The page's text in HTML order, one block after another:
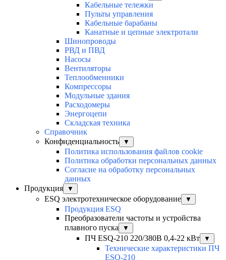
Кабельные тележки
Пульты управления
Кабельные барабаны
Канатные и цепные электротали
Шинопроводы
РВД и ПВД
Насосы
Вентиляторы
Теплообменники
Компрессоры
Модульные здания
Расходомеры
Энергоцепи
Складская техника
Справочник
Конфиденциальность
▼
Политика использования файлов cookie
Политика обработки персональных данных
Согласие на обработку персональных
данных
Продукция
▼
ESQ электротехническое оборудование ▼
Продукция ESQ
Преобразователи частоты и устройства
плавного пуска
▼
ПЧ ESQ-210 220/380В 0,4-22 кВт ▼
Технические характеристики ПЧ
ESQ-210